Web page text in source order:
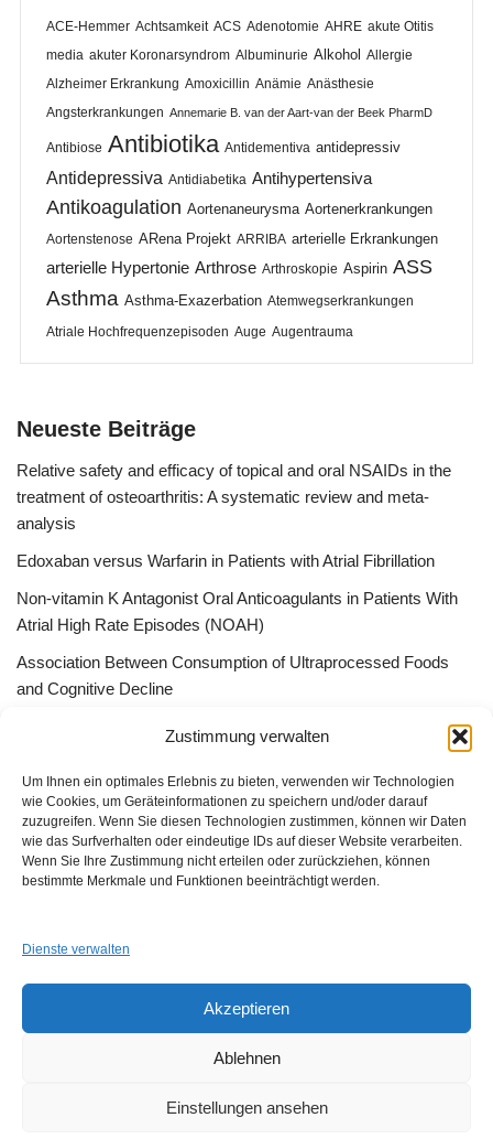
Zustimmung verwalten
Um Ihnen ein optimales Erlebnis zu bieten, verwenden wir Technologien
wie Cookies, um Geräteinformationen zu speichern und/oder darauf
zuzugreifen. Wenn Sie diesen Technologien zustimmen, können wir Daten
wie das Surfverhalten oder eindeutige IDs auf dieser Website verarbeiten.
Wenn Sie Ihre Zustimmung nicht erteilen oder zurückziehen, können
bestimmte Merkmale und Funktionen beeinträchtigt werden.
Dienste verwalten
Akzeptieren
Ablehnen
Einstellungen ansehen
ACE-Hemmer Achtsamkeit ACS Adenotomie AHRE akute Otitis
media akuter Koronarsyndrom Albuminurie Alkohol Allergie
Alzheimer Erkrankung Amoxicillin Anämie Anästhesie
Angsterkrankungen Annemarie B. van der Aart-van der Beek PharmD
Antibiose Antibiotika Antidementiva antidepressiv
Antidepressiva Antidiabetika Antihypertensiva
Antikoagulation Aortenaneurysma Aortenerkrankungen
Aortenstenose ARena Projekt ARRIBA arterielle Erkrankungen
arterielle Hypertonie Arthrose Arthroskopie Aspirin ASS
Asthma Asthma-Exazerbation Atemwegserkrankungen
Atriale Hochfrequenzepisoden Auge Augentrauma
Neueste Beiträge
Relative safety and efficacy of topical and oral NSAIDs in the
treatment of osteoarthritis: A systematic review and meta-
analysis
Edoxaban versus Warfarin in Patients with Atrial Fibrillation
Non-vitamin K Antagonist Oral Anticoagulants in Patients With
Atrial High Rate Episodes (NOAH)
Association Between Consumption of Ultraprocessed Foods
and Cognitive Decline
Bessere Behandlung durch „Peer effect“ –Qualitätszirkel, App
GUAD e.V.
info@guad-netz.de
Impressum Datenschutzerklärung